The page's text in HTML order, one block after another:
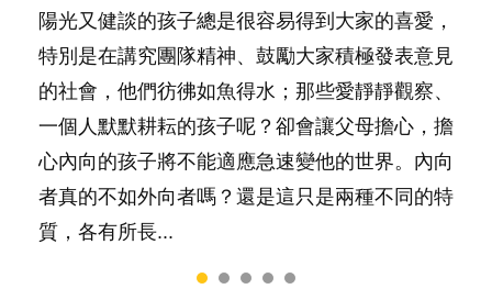
陽光又健談的孩子總是很容易得到大家的喜愛，
特別是在講究團隊精神、鼓勵大家積極發表意見
的社會，他們彷彿如魚得水；那些愛靜靜觀察、
一個人默默耕耘的孩子呢？卻會讓父母擔心，擔
心內向的孩子將不能適應急速變他的世界。內向
者真的不如外向者嗎？還是這只是兩種不同的特
質，各有所長...
你是不是也曾經以為只要跟相愛的人結婚，就自
然能走到白頭，但生了孩子卻發現事情不如你所
料？ 經營婚姻，不如我們想像的簡單，卻也不
是大家說得那麼難。一起來認識婚姻的真相！...
有人話學多種語言越早開始越好，有人卻說一時
間太多語言，會令孩子感到混淆，到底誰是誰
非？聽聽專家怎樣說，解開語言學習的迷思～...
很多父母都希望孩子係個「叻仔叻女」，學業別
太差，日常自理井井有條。這樣的孩子是萬中無
一，還是魚與熊掌，不能兼得？...
照顧孩子衣食住行、陪同兒女應對功課測驗，還
要陪玩製造親子時間，尚要處理家中雜項要
務……當父母的，有千百個任務要做。可惜，有
一樣重要至極的，總被遺漏——關注自己的情緒
和心理健康。...